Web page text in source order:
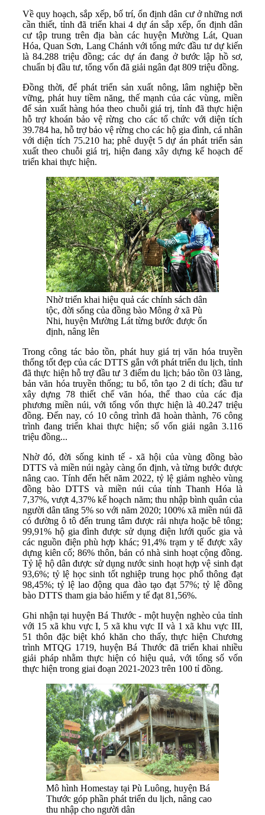
Về quy hoạch, sắp xếp, bố trí, ổn định dân cư ở những nơi
cần thiết, tỉnh đã triển khai 4 dự án sắp xếp, ổn định dân
cư tập trung trên địa bàn các huyện Mường Lát, Quan
Hóa, Quan Sơn, Lang Chánh với tổng mức đầu tư dự kiến
là 84.288 triệu đồng; các dự án đang ở bước lập hồ sơ,
chuẩn bị đầu tư, tổng vốn đã giải ngân đạt 809 triệu đồng.
Đồng thời, để phát triển sản xuất nông, lâm nghiệp bền
vững, phát huy tiềm năng, thế mạnh của các vùng, miền
để sản xuất hàng hóa theo chuỗi giá trị, tỉnh đã thực hiện
hỗ trợ khoán bảo vệ rừng cho các tổ chức với diện tích
39.784 ha, hỗ trợ bảo vệ rừng cho các hộ gia đình, cá nhân
với diện tích 75.210 ha; phê duyệt 5 dự án phát triển sản
xuất theo chuỗi giá trị, hiện đang xây dựng kế hoạch để
triển khai thực hiện.
Nhờ triển khai hiệu quả các chính sách dân
tộc, đời sống của đồng bào Mông ở xã Pù
Nhi, huyện Mường Lát từng bước được ổn
định, nâng lên
Trong công tác bảo tồn, phát huy giá trị văn hóa truyền
thống tốt đẹp của các DTTS gắn với phát triển du lịch, tỉnh
đã thực hiện hỗ trợ đầu tư 3 điểm du lịch; bảo tồn 03 làng,
bản văn hóa truyền thống; tu bổ, tôn tạo 2 di tích; đầu tư
xây dựng 78 thiết chế văn hóa, thể thao của các địa
phương miền núi, với tổng vốn thực hiện là 40.247 triệu
đồng. Đến nay, có 10 công trình đã hoàn thành, 76 công
trình đang triển khai thực hiện; số vốn giải ngân 3.116
triệu đồng...
Nhờ đó, đời sống kinh tế - xã hội của vùng đồng bào
DTTS và miền núi ngày càng ổn định, và từng bước được
nâng cao. Tính đến hết năm 2022, tỷ lệ giảm nghèo vùng
đồng bào DTTS và miền núi của tỉnh Thanh Hóa là
7,37%, vượt 4,37% kế hoạch năm; thu nhập bình quân của
người dân tăng 5% so với năm 2020; 100% xã miền núi đã
có đường ô tô đến trung tâm được rải nhựa hoặc bê tông;
99,91% hộ gia đình được sử dụng điện lưới quốc gia và
các nguồn điện phù hợp khác; 91,4% trạm y tế được xây
dựng kiên cố; 86% thôn, bản có nhà sinh hoạt cộng đồng.
Tỷ lệ hộ dân được sử dụng nước sinh hoạt hợp vệ sinh đạt
93,6%; tỷ lệ học sinh tốt nghiệp trung học phổ thông đạt
98,45%; tỷ lệ lao động qua đào tạo đạt 57%; tỷ lệ đồng
bào DTTS tham gia bảo hiểm y tế đạt 81,56%.
Ghi nhận tại huyện Bá Thước - một huyện nghèo của tỉnh
với 15 xã khu vực I, 5 xã khu vực II và 1 xã khu vực III,
51 thôn đặc biệt khó khăn cho thấy, thực hiện Chương
trình MTQG 1719, huyện Bá Thước đã triển khai nhiều
giải pháp nhằm thực hiện có hiệu quả, với tổng số vốn
thực hiện trong giai đoạn 2021-2023 trên 100 tỉ đồng.
Mô hình Homestay tại Pù Luông, huyện Bá
Thước góp phần phát triển du lịch, nâng cao
thu nhập cho người dân